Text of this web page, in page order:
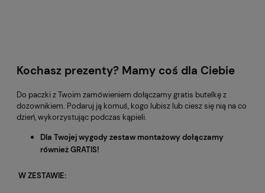
Kochasz prezenty? Mamy coś dla Ciebie
Do paczki z Twoim zamówieniem dołączamy gratis butelkę z
dozownikiem. Podaruj ją komuś, kogo lubisz lub ciesz się nią na co
dzień, wykorzystując podczas kąpieli.
Dla Twojej wygody zestaw montażowy dołączamy
również GRATIS!
W ZESTAWIE: